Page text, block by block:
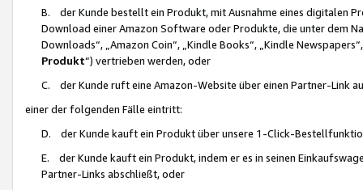
B. der Kunde bestellt ein Produkt, mit Ausnahme eines digitalen
Download einer Amazon Software oder Produkte, die unter dem
Downloads“, „Amazon Coin“, „Kindle Books“, „Kindle
Produkt“) vertrieben werden, oder
C. der Kunde ruft eine Amazon-Website über einen Partner-Link
einer der folgenden Fälle eintritt:
D. der Kunde kauft ein Produkt über unsere 1-Click-
E. der Kunde kauft ein Produkt, indem er es in seinen
Partner-Links abschließt, oder